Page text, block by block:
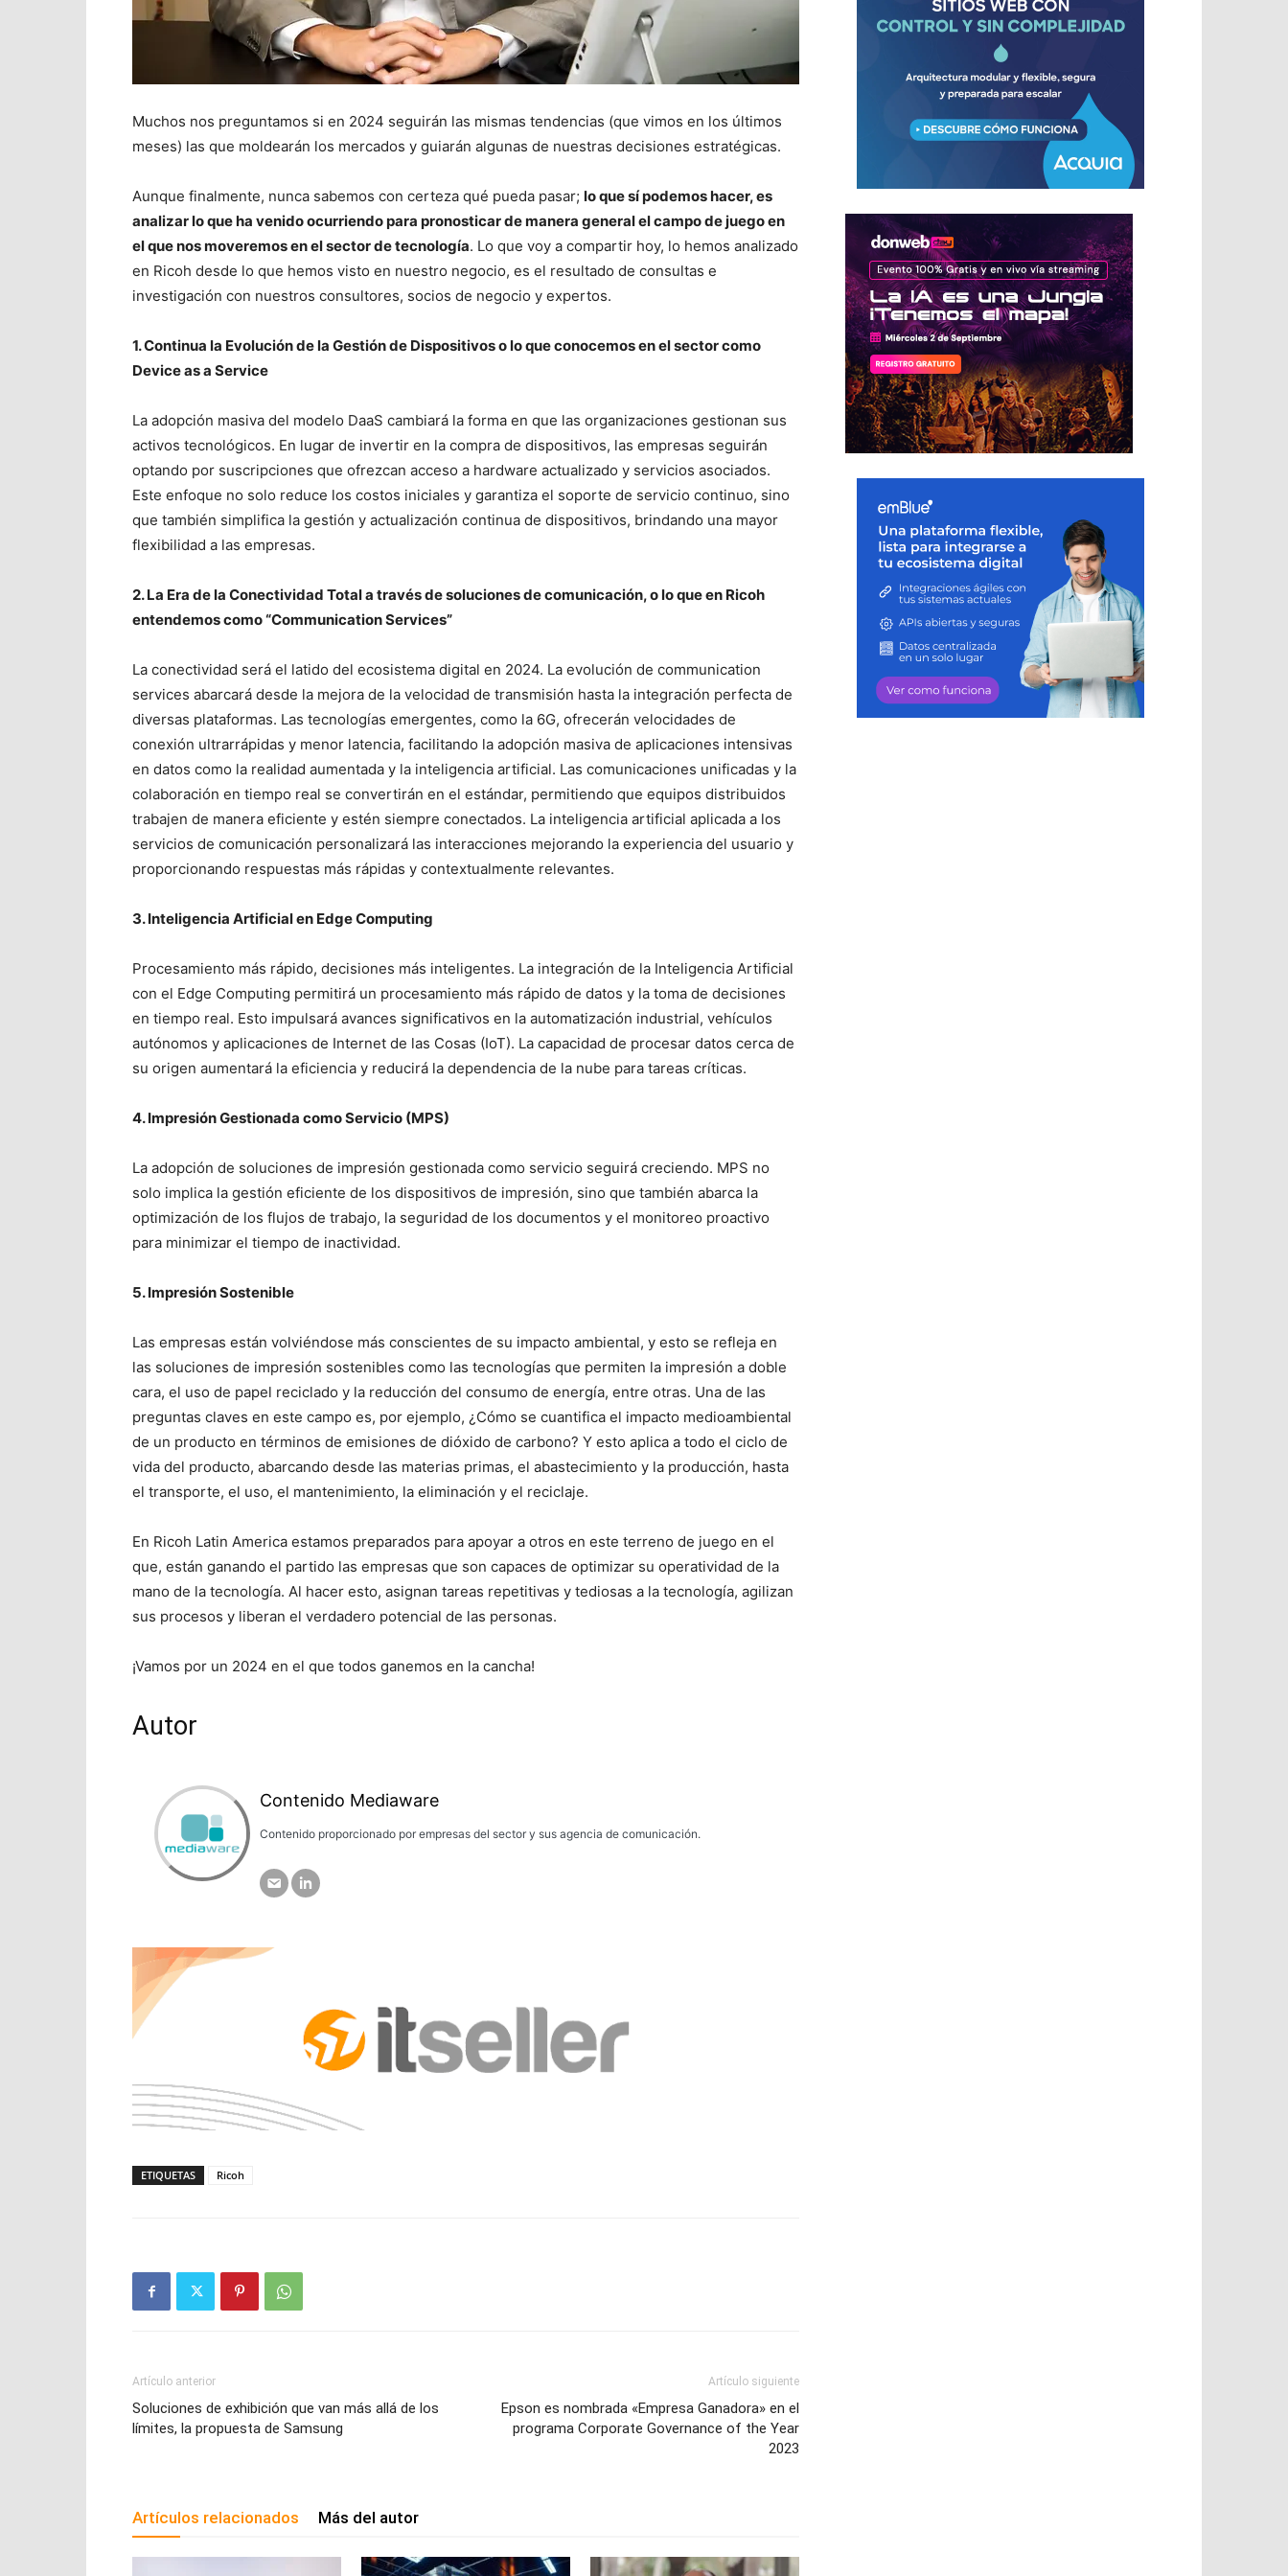
Muchos nos preguntamos si en 2024 seguirán las mismas tendencias (que vimos en los últimos
meses) las que moldearán los mercados y guiarán algunas de nuestras decisiones estratégicas.
Aunque finalmente, nunca sabemos con certeza qué pueda pasar; lo que sí podemos hacer, es
analizar lo que ha venido ocurriendo para pronosticar de manera general el campo de juego en
el que nos moveremos en el sector de tecnología. Lo que voy a compartir hoy, lo hemos analizado
en Ricoh desde lo que hemos visto en nuestro negocio, es el resultado de consultas e
investigación con nuestros consultores, socios de negocio y expertos.
1. Continua la Evolución de la Gestión de Dispositivos o lo que conocemos en el sector como
Device as a Service
La adopción masiva del modelo DaaS cambiará la forma en que las organizaciones gestionan sus
activos tecnológicos. En lugar de invertir en la compra de dispositivos, las empresas seguirán
optando por suscripciones que ofrezcan acceso a hardware actualizado y servicios asociados.
Este enfoque no solo reduce los costos iniciales y garantiza el soporte de servicio continuo, sino
que también simplifica la gestión y actualización continua de dispositivos, brindando una mayor
flexibilidad a las empresas.
2. La Era de la Conectividad Total a través de soluciones de comunicación, o lo que en Ricoh
entendemos como “Communication Services”
La conectividad será el latido del ecosistema digital en 2024. La evolución de communication
services abarcará desde la mejora de la velocidad de transmisión hasta la integración perfecta de
diversas plataformas. Las tecnologías emergentes, como la 6G, ofrecerán velocidades de
conexión ultrarrápidas y menor latencia, facilitando la adopción masiva de aplicaciones intensivas
en datos como la realidad aumentada y la inteligencia artificial. Las comunicaciones unificadas y la
colaboración en tiempo real se convertirán en el estándar, permitiendo que equipos distribuidos
trabajen de manera eficiente y estén siempre conectados. La inteligencia artificial aplicada a los
servicios de comunicación personalizará las interacciones mejorando la experiencia del usuario y
proporcionando respuestas más rápidas y contextualmente relevantes.
3. Inteligencia Artificial en Edge Computing
Procesamiento más rápido, decisiones más inteligentes. La integración de la Inteligencia Artificial
con el Edge Computing permitirá un procesamiento más rápido de datos y la toma de decisiones
en tiempo real. Esto impulsará avances significativos en la automatización industrial, vehículos
autónomos y aplicaciones de Internet de las Cosas (IoT). La capacidad de procesar datos cerca de
su origen aumentará la eficiencia y reducirá la dependencia de la nube para tareas críticas.
4. Impresión Gestionada como Servicio (MPS)
La adopción de soluciones de impresión gestionada como servicio seguirá creciendo. MPS no
solo implica la gestión eficiente de los dispositivos de impresión, sino que también abarca la
optimización de los flujos de trabajo, la seguridad de los documentos y el monitoreo proactivo
para minimizar el tiempo de inactividad.
5. Impresión Sostenible
Las empresas están volviéndose más conscientes de su impacto ambiental, y esto se refleja en
las soluciones de impresión sostenibles como las tecnologías que permiten la impresión a doble
cara, el uso de papel reciclado y la reducción del consumo de energía, entre otras. Una de las
preguntas claves en este campo es, por ejemplo, ¿Cómo se cuantifica el impacto medioambiental
de un producto en términos de emisiones de dióxido de carbono? Y esto aplica a todo el ciclo de
vida del producto, abarcando desde las materias primas, el abastecimiento y la producción, hasta
el transporte, el uso, el mantenimiento, la eliminación y el reciclaje.
En Ricoh Latin America estamos preparados para apoyar a otros en este terreno de juego en el
que, están ganando el partido las empresas que son capaces de optimizar su operatividad de la
mano de la tecnología. Al hacer esto, asignan tareas repetitivas y tediosas a la tecnología, agilizan
sus procesos y liberan el verdadero potencial de las personas.
¡Vamos por un 2024 en el que todos ganemos en la cancha!
Autor
Contenido Mediaware
Contenido proporcionado por empresas del sector y sus agencia de comunicación.
ETIQUETAS Ricoh
Artículo anterior
Soluciones de exhibición que van más allá de los
límites, la propuesta de Samsung
Artículo siguiente
Epson es nombrada «Empresa Ganadora» en el
programa Corporate Governance of the Year
2023
Artículos relacionados Más del autor